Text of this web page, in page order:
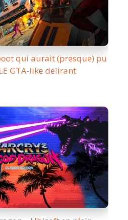
qui aurait (presque) pu
GTA-like délirant